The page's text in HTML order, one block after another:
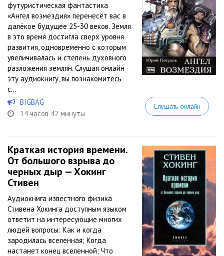
футуристическая фантастика
«Ангел возмездия» перенесёт вас в
далёкое будущее 25-30 веков. Земля
в это время достигла сверх уровня
развития, одновременно с которым
увеличивалась и степень духовного
разложения землян. Слушая онлайн
эту аудиокнигу, вы познакомитесь
с...
BIGBAG
14 часов 42 минуты
Слушать онлайн
Краткая история времени.
От большого взрыва до
черных дыр — Хокинг
Стивен
Аудиокнига известного физика
Стивена Хокинга доступным языком
ответит на интересующие многих
людей вопросы: Как и когда
зародилась вселенная; Когда
настанет конец вселенной; Что